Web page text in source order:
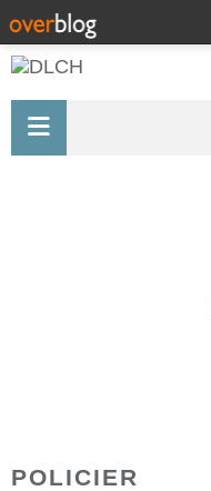
POLICIER